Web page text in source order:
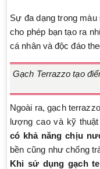
Sự đa dạng trong
cho phép bạn tạo ra
cá nhân và độc đáo
Gạch Terrazzo tạo
Ngoài ra, gạch
lượng cao và kỹ
có khả năng chịu
bền cũng như chống
Khi sử dụng gạch